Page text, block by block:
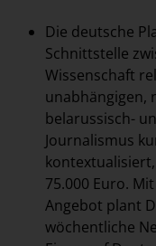
Die deutsche
Schnittstelle
Wissenschaft
unabhängigen,
belarussisch-
Journalismus
75.000 Euro.
Angebot plant
wöchentliche